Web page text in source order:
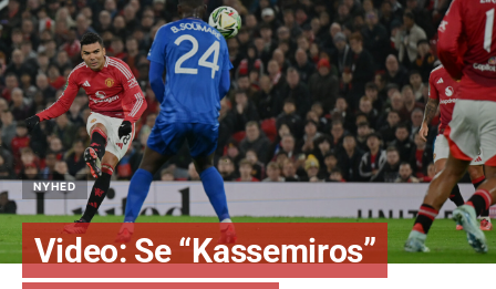
NYHED
Video: Se “Kassemiros”